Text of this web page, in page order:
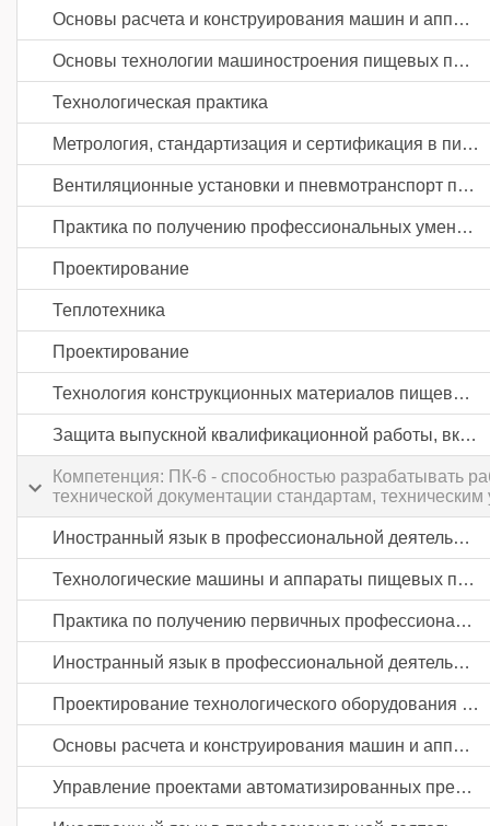
Основы расчета и конструирования машин и аппаратов пищевых производств
Основы технологии машиностроения пищевых производств
Технологическая практика
Метрология, стандартизация и сертификация в пищевом машиностроении
Вентиляционные установки и пневмотранспорт предприятий пищевой промышленности
Практика по получению профессиональных умений и опыта профессиональной деятельности
Проектирование
Теплотехника
Проектирование
Технология конструкционных материалов пищевых производств
Защита выпускной квалификационной работы, включая подготовку к процедуре защиты и процедуру защиты
Компетенция: ПК-6 - способностью разрабатывать
технической документации стандартам,
Иностранный язык в профессиональной деятельности
Технологические машины и аппараты пищевых производств
Практика по получению первичных профессиональных умений и навыков, в том числе первичных умений и навыков научно-исследовательской деятельности
Иностранный язык в профессиональной деятельности
Проектирование технологического оборудования и линий пищевых производств
Основы расчета и конструирования машин и аппаратов пищевых производств
Управление проектами автоматизированных предприятий пищевой промышленности